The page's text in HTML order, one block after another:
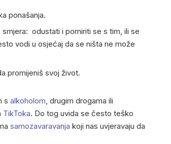
ponašanja.
odustati i pomiriti se s tim, ili se
vodi u osjećaj da se ništa ne može
promijeniš svoj život.
s alkoholom , drugim drogama ili
TikToka. Do tog uvida se često teško
samozavaravanja koji nas uvjeravaju da